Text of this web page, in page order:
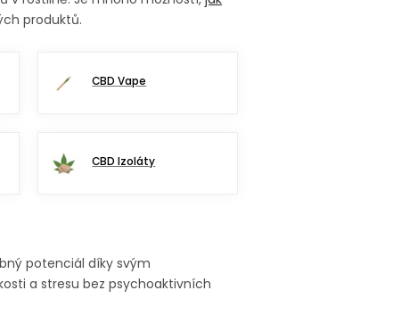
produktů.
CBD Vape
CBD Izoláty
potenciál díky svým
a stresu bez psychoaktivních